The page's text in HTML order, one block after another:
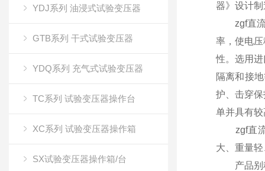
YDJ系列 油浸式试验变压器
GTB系列 干式试验变压器
YDQ系列 充气式试验变压器
TC系列 试验变压器操作台
XC系列 试验变压器操作箱
SX试验变压器操作箱/台
器》设计
zgf直流
率，使电
性。选用
隔离和接
护、击穿
单并具有
zgf直流
大、重量
产品别称